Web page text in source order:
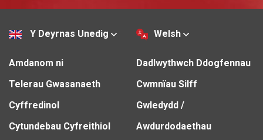
Y Deyrnas Unedig Welsh
Amdanom ni
Telerau Gwasanaeth
Cyffredinol
Cytundebau Cyfreithiol
Dadlwythwch Ddogfennau
Cwmnïau Silff
Gwledydd /
Awdurdodaethau